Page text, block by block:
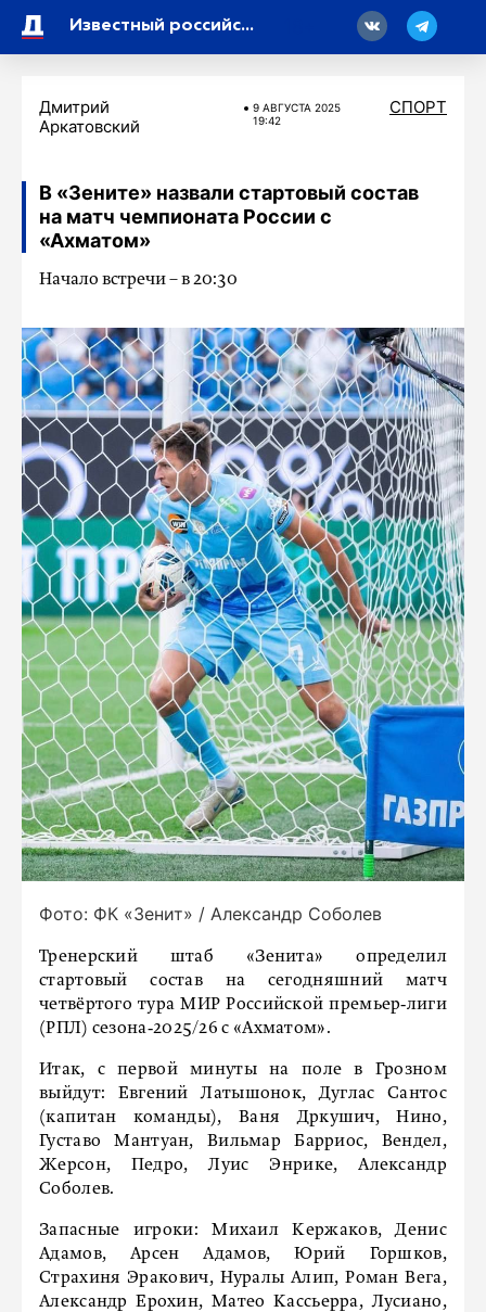
‎Известный российский баскетболист Алексей Швед ушел из БК «Зенит» из-за низкой зарплаты
Дмитрий
Аркатовский
9 АВГУСТА 2025
19:42
СПОРТ
В «Зените» назвали стартовый состав
на матч чемпионата России с
«Ахматом»
Начало встречи – в 20:30
Фото: ФК «Зенит» / Александр Соболев
Тренерский штаб «Зенита» определил
стартовый состав на сегодняшний матч
четвёртого тура МИР Российской премьер‑лиги
(РПЛ) сезона‑2025/26 с «Ахматом».
Итак, с первой минуты на поле в Грозном
выйдут: Евгений Латышонок, Дуглас Сантос
(капитан команды), Ваня Дркушич, Нино,
Густаво Мантуан, Вильмар Барриос, Вендел,
Жерсон, Педро, Луис Энрике, Александр
Соболев.
Запасные игроки: Михаил Кержаков, Денис
Адамов, Арсен Адамов, Юрий Горшков,
Страхиня Эракович, Нуралы Алип, Роман Вега,
Александр Ерохин, Матео Кассьерра, Лусиано,